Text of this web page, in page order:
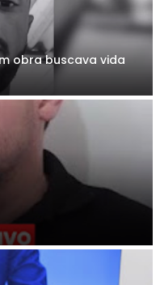
obra buscava vida